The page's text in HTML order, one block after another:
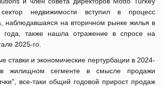
недвижимости вступил в процесс
наблюдавшаяся на вторичном рынке жилья в
года, также нашла отражение в спросе на
2025-го.
ставки и экономические пертурбации в 2024-
жилищном сегменте в смысле продажи
все-таки общий годовой прирост продаж